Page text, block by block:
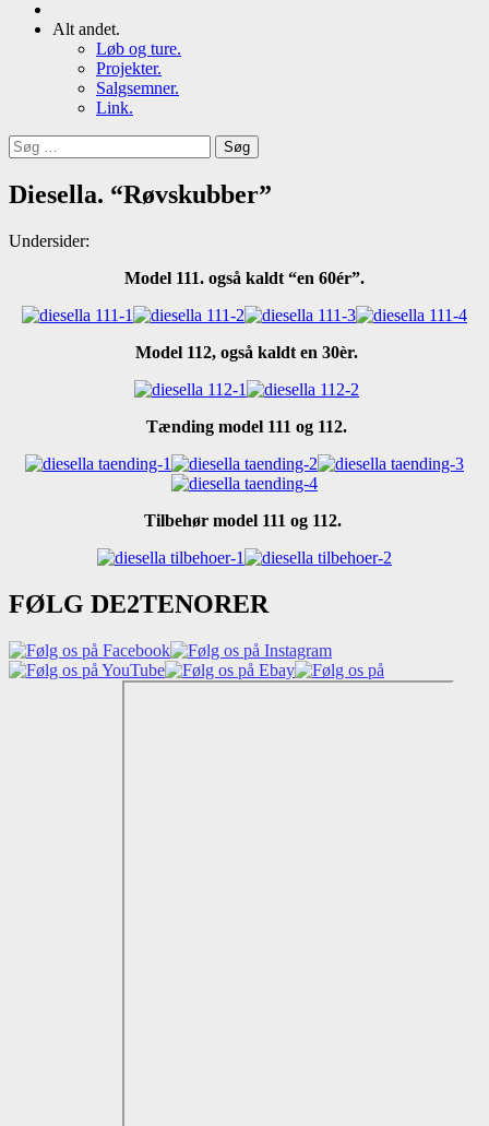
Alt andet.
Løb og ture.
Projekter.
Salgsemner.
Link.
Søg
efter:
Diesella. “Røvskubber”
Undersider:
Model 111. også kaldt “en 60ér”.
Model 112, også kaldt en 30èr.
Tænding model 111 og 112.
Tilbehør model 111 og 112.
FØLG DE2TENORER